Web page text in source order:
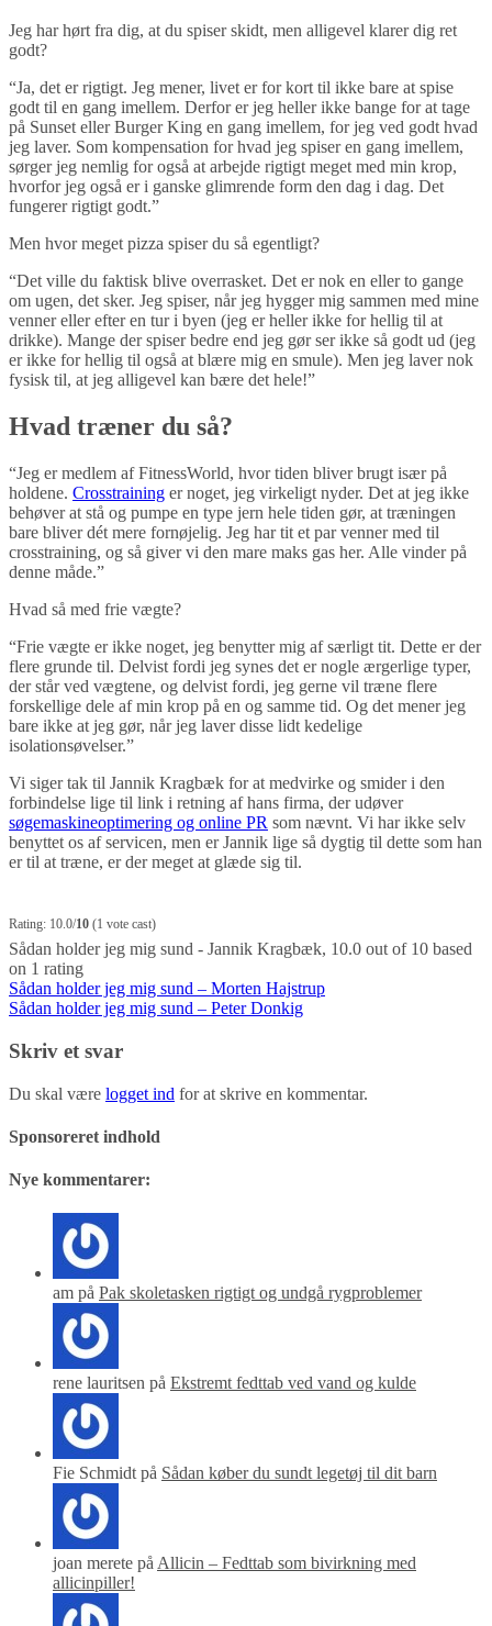
Jeg har hørt fra dig, at du spiser skidt, men alligevel klarer dig ret
godt?
“Ja, det er rigtigt. Jeg mener, livet er for kort til ikke bare at spise
godt til en gang imellem. Derfor er jeg heller ikke bange for at tage
på Sunset eller Burger King en gang imellem, for jeg ved godt hvad
jeg laver. Som kompensation for hvad jeg spiser en gang imellem,
sørger jeg nemlig for også at arbejde rigtigt meget med min krop,
hvorfor jeg også er i ganske glimrende form den dag i dag. Det
fungerer rigtigt godt.”
Men hvor meget pizza spiser du så egentligt?
“Det ville du faktisk blive overrasket. Det er nok en eller to gange
om ugen, det sker. Jeg spiser, når jeg hygger mig sammen med mine
venner eller efter en tur i byen (jeg er heller ikke for hellig til at
drikke). Mange der spiser bedre end jeg gør ser ikke så godt ud (jeg
er ikke for hellig til også at blære mig en smule). Men jeg laver nok
fysisk til, at jeg alligevel kan bære det hele!”
Hvad træner du så?
“Jeg er medlem af FitnessWorld, hvor tiden bliver brugt især på
holdene. Crosstraining er noget, jeg virkeligt nyder. Det at jeg ikke
behøver at stå og pumpe en type jern hele tiden gør, at træningen
bare bliver dét mere fornøjelig. Jeg har tit et par venner med til
crosstraining, og så giver vi den mare maks gas her. Alle vinder på
denne måde.”
Hvad så med frie vægte?
“Frie vægte er ikke noget, jeg benytter mig af særligt tit. Dette er der
flere grunde til. Delvist fordi jeg synes det er nogle ærgerlige typer,
der står ved vægtene, og delvist fordi, jeg gerne vil træne flere
forskellige dele af min krop på en og samme tid. Og det mener jeg
bare ikke at jeg gør, når jeg laver disse lidt kedelige
isolationsøvelser.”
Vi siger tak til Jannik Kragbæk for at medvirke og smider i den
forbindelse lige til link i retning af hans firma, der udøver
søgemaskineoptimering og online PR som nævnt. Vi har ikke selv
benyttet os af servicen, men er Jannik lige så dygtig til dette som han
er til at træne, er der meget at glæde sig til.
Rating: 10.0/10 (1 vote cast)
Sådan holder jeg mig sund - Jannik Kragbæk, 10.0 out of 10 based
on 1 rating
Indlægsnavigation
Sådan holder jeg mig sund – Morten Hajstrup
Sådan holder jeg mig sund – Peter Donkig
Skriv et svar
Du skal være logget ind for at skrive en kommentar.
Sponsoreret indhold
Nye kommentarer:
am på Pak skoletasken rigtigt og undgå rygproblemer
rene lauritsen på Ekstremt fedttab ved vand og kulde
Fie Schmidt på Sådan køber du sundt legetøj til dit barn
joan merete påAllicin – Fedttab som bivirkning med
allicinpiller!